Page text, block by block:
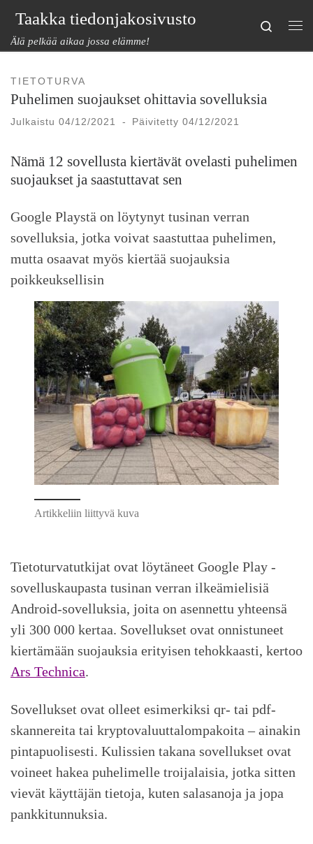
Skip to content
Taakka tiedonjakosivusto
Älä pelkää aikaa jossa elämme!
Search
TIETOTURVA
Puhelimen suojaukset ohittavia sovelluksia
Julkaistu 04/12/2021 - Päivitetty04/12/2021
Nämä 12 sovellusta kiertävät ovelasti puhelimen
suojaukset ja saastuttavat sen
Google Playstä on löytynyt tusinan verran
sovelluksia, jotka voivat saastuttaa puhelimen,
mutta osaavat myös kiertää suojauksia
poikkeuksellisin
Artikkeliin liittyvä kuva
Tietoturvatutkijat ovat löytäneet Google Play -
sovelluskaupasta tusinan verran ilkeämielisiä
Android-sovelluksia, joita on asennettu yhteensä
yli 300 000 kertaa. Sovellukset ovat onnistuneet
kiertämään suojauksia erityisen tehokkaasti, kertoo
Ars Technica.
Sovellukset ovat olleet esimerkiksi qr- tai pdf-
skannereita tai kryptovaluuttalompakoita – ainakin
pintapuolisesti. Kulissien takana sovellukset ovat
voineet hakea puhelimelle troijalaisia, jotka sitten
vievät käyttäjän tietoja, kuten salasanoja ja jopa
pankkitunnuksia.